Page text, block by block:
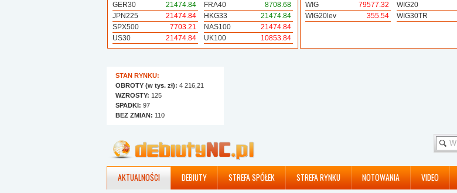
GER30
21474.84
JPN225
21474.84
SPX500
7703.21
US30
21474.84
FRA40
8708.68
HKG33
21474.84
NAS100
21474.84
UK100
10853.84
WIG
79577.32
WIG20lev
355.54
WIG20
WIG30TR
STAN RYNKU:
OBROTY (w tys. zł): 4 216,21
WZROSTY: 125
SPADKI: 97
BEZ ZMIAN: 110
AKTUALNOŚCI DEBIUTY STREFA SPÓŁEK STREFA RYNKU NOTOWANIA VIDEO